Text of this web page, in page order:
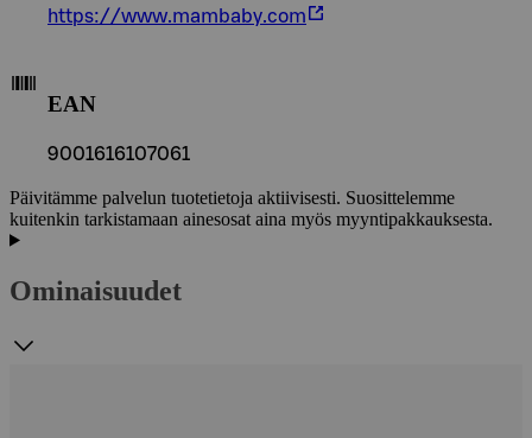
https://www.mambaby.com
EAN
9001616107061
Päivitämme palvelun tuotetietoja aktiivisesti. Suosittelemme
kuitenkin tarkistamaan ainesosat aina myös myyntipakkauksesta.
Ominaisuudet